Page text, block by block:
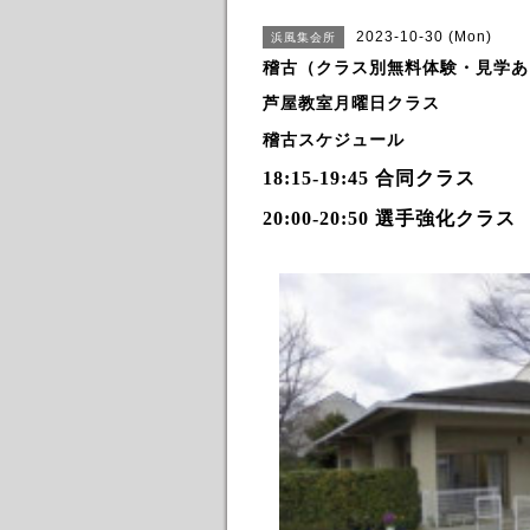
浜風集会所 2023-10-30 (Mon)
稽古（クラス別無料体験・見学
芦屋教室月曜日クラス
稽古スケジュール
18:15-19:45 合同 クラス
20:00-20:50 選手強化クラス